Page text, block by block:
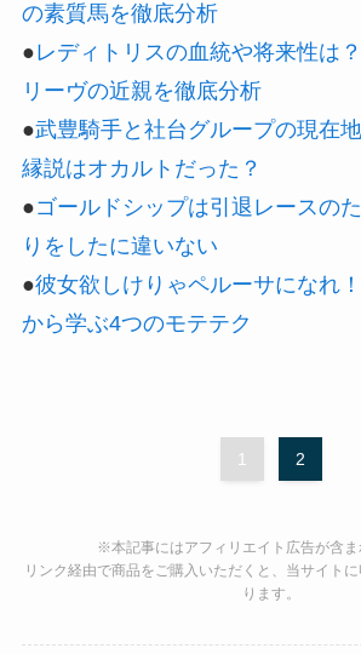
の素質馬を徹底分析
●レディトリスの血統や将来性は
リーヴの近親を徹底分析
●武豊騎手と社台グループの現在
縁説はオカルトだった？
●ゴールドシップは引退レースの
りをしたに違いない
●彼女欲しけりゃペルーサになれ
から学ぶ4つのモテテク
1 2
※本記事にはアフィリエイト広告が含ま
リンク経由で商品をご購入いただくと、当サイト
ります。